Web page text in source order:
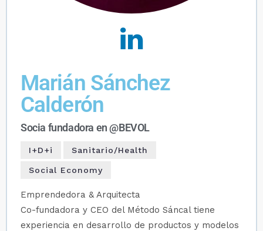
Marián Sánchez
Calderón
Socia fundadora en @BEVOL
I+D+i Sanitario/Health
Social Economy
Emprendedora & Arquitecta
Co-fundadora y CEO del Método Sáncal tiene
experiencia en desarrollo de productos y modelos